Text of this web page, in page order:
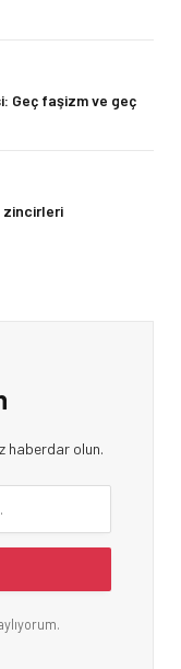
Geç faşizm ve geç
zincirleri
haberdar olun.